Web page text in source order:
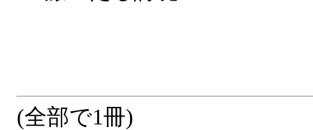
(全部で1冊)